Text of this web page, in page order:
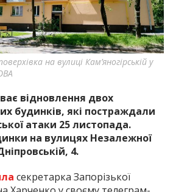
на вулиці Кам’яногірській у
відновлення двох
будинків, які постраждали
атаки 25 листопада.
на вулицях Незалежної
4.
секретарка Запорізької